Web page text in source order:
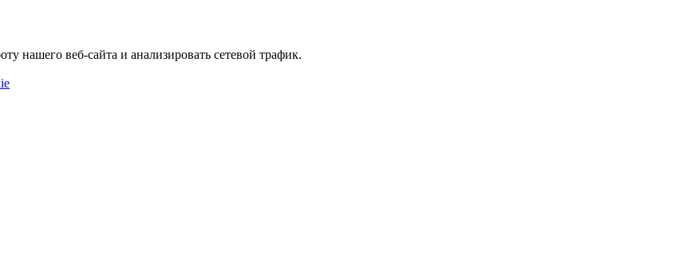
нашего веб-сайта и анализировать сетевой трафик.